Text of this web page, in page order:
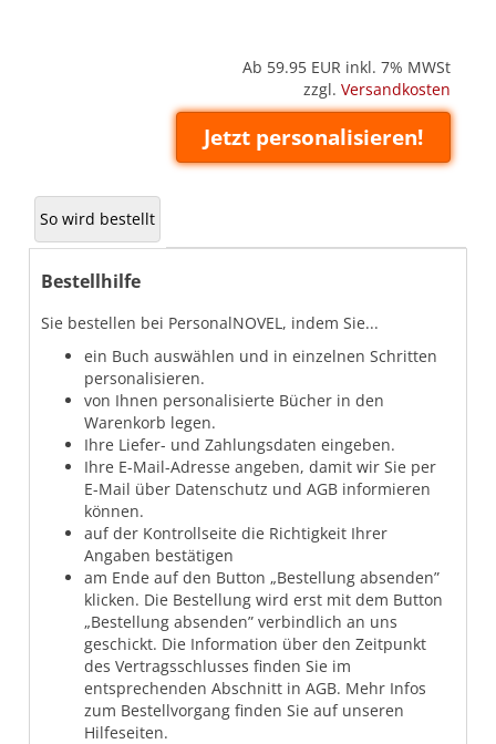
Ab 59.95 EUR inkl. 7% MWSt
zzgl. Versandkosten
Jetzt personalisieren!
So wird bestellt
Bestellhilfe
Sie bestellen bei PersonalNOVEL, indem Sie...
ein Buch auswählen und in einzelnen Schritten
personalisieren.
von Ihnen personalisierte Bücher in den
Warenkorb legen.
Ihre Liefer- und Zahlungsdaten eingeben.
Ihre E-Mail-Adresse angeben, damit wir Sie per
E-Mail über Datenschutz und AGB informieren
können.
auf der Kontrollseite die Richtigkeit Ihrer
Angaben bestätigen
am Ende auf den Button „Bestellung absenden”
klicken. Die Bestellung wird erst mit dem Button
„Bestellung absenden” verbindlich an uns
geschickt. Die Information über den Zeitpunkt
des Vertragsschlusses finden Sie im
entsprechenden Abschnitt in AGB. Mehr Infos
zum Bestellvorgang finden Sie auf unseren
Hilfeseiten.